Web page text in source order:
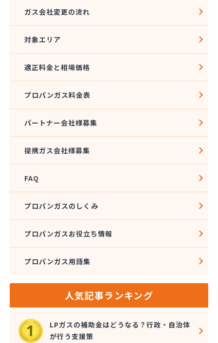
ガス会社変更の流れ
対象エリア
適正料金と相場価格
プロパンガス料金表
パートナー会社様募集
提携ガス会社様募集
FAQ
プロパンガスのしくみ
プロパンガスお役立ち情報
プロパンガス用語集
人気記事ランキング
LPガスの補助金はどうなる？行政・自治体
が行う支援策